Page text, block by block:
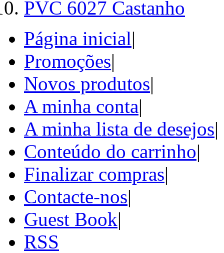
PVC 6027 Castanho
Página inicial|
Promoções|
Novos produtos|
A minha conta|
A minha lista de desejos|
Conteúdo do carrinho|
Finalizar compras|
Contacte-nos|
Guest Book|
RSS